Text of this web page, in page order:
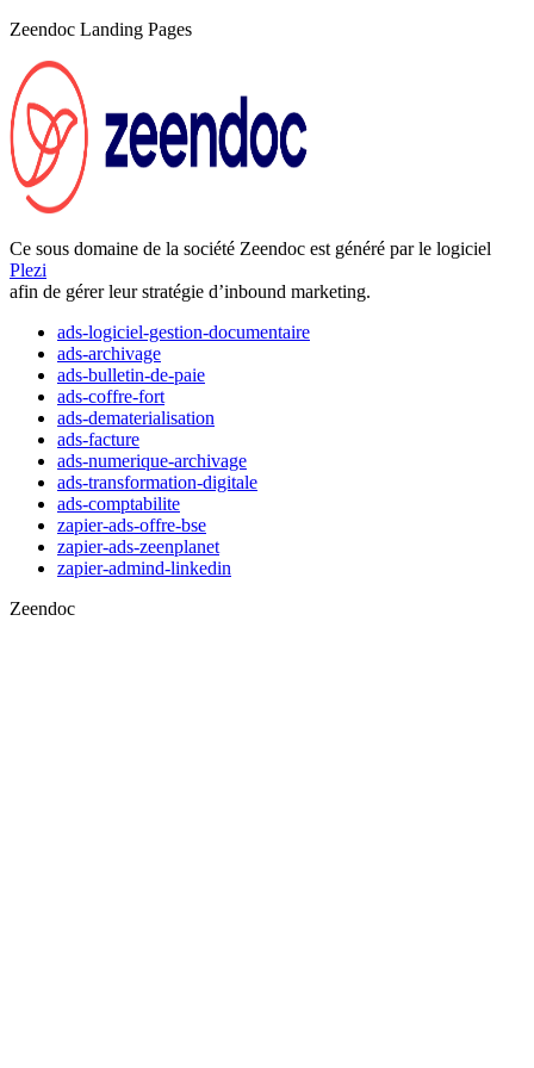
Zeendoc Landing Pages
Ce sous domaine de la société Zeendoc est généré par le logiciel
Plezi
afin de gérer leur stratégie d’inbound marketing.
ads-logiciel-gestion-documentaire
ads-archivage
ads-bulletin-de-paie
ads-coffre-fort
ads-dematerialisation
ads-facture
ads-numerique-archivage
ads-transformation-digitale
ads-comptabilite
zapier-ads-offre-bse
zapier-ads-zeenplanet
zapier-admind-linkedin
Zeendoc